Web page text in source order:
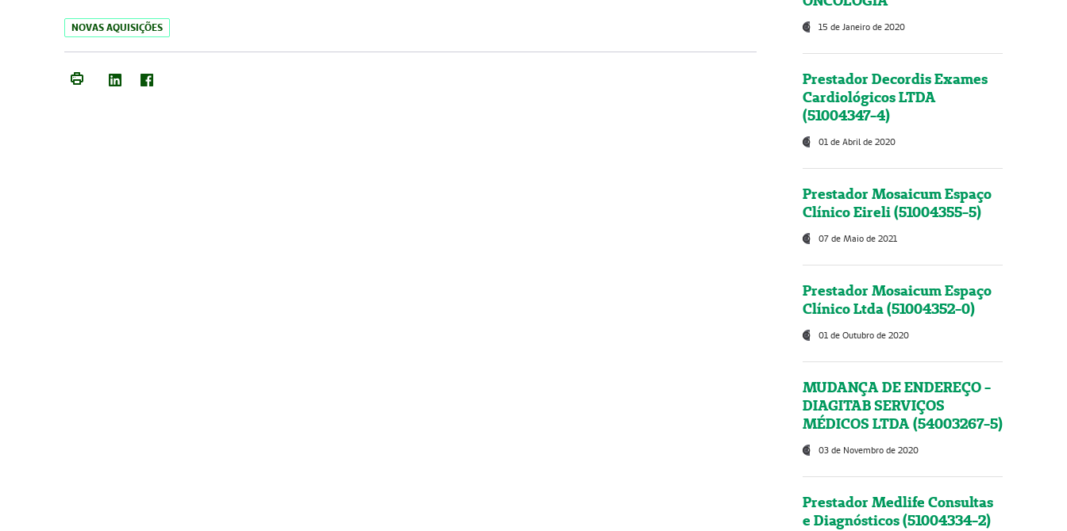
NOVAS AQUISIÇÕES 15 de Janeiro de 2020
Prestador Decordis Exames
Cardiológicos LTDA
(51004347-4)
01 de Abril de 2020
Prestador Mosaicum Espaço
Clínico Eireli (51004355-5)
07 de Maio de 2021
Prestador Mosaicum Espaço
Clínico Ltda (51004352-0)
01 de Outubro de 2020
MUDANÇA DE ENDEREÇO -
DIAGITAB SERVIÇOS
MÉDICOS LTDA (54003267-5)
03 de Novembro de 2020
Prestador Medlife Consultas
e Diagnósticos (51004334-2)